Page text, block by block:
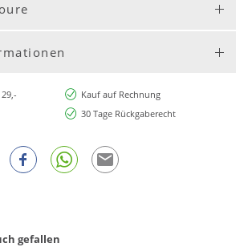
Kauf auf Rechnung
30 Tage Rückgaberecht
gefallen